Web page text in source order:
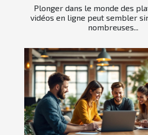
Plonger dans le monde des
vidéos en ligne peut sembler
nombreuses...